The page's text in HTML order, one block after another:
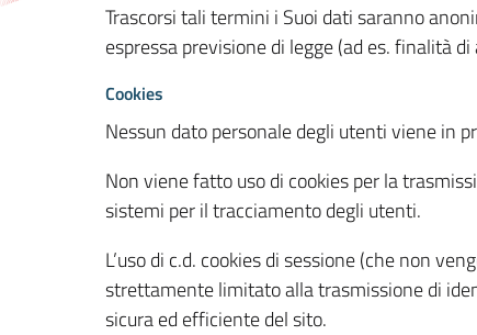
Trascorsi tali termini i Suoi dati saranno
espressa previsione di legge (ad es. finalità
Cookies
Nessun dato personale degli utenti viene in
Non viene fatto uso di cookies per la
sistemi per il tracciamento degli utenti.
L’uso di c.d. cookies di sessione (che non
strettamente limitato alla trasmissione di
sicura ed efficiente del sito.